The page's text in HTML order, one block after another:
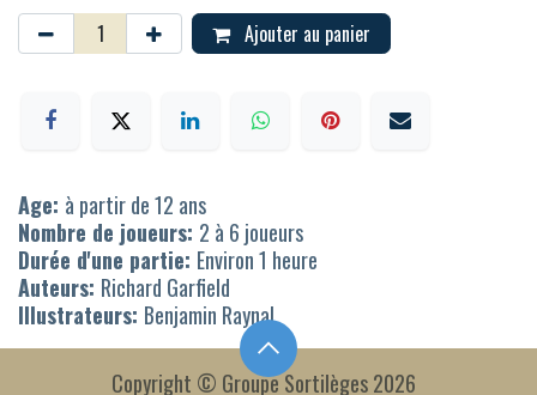
Ajouter au panier
Age: à partir de 12 ans
Nombre de joueurs: 2 à 6 joueurs
Durée d'une partie: Environ 1 heure
Auteurs: Richard Garfield
Illustrateurs: Benjamin Raynal
Copyright © Groupe Sortilèges 2026